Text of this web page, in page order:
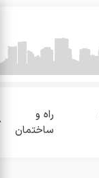
راه و
ساختمان